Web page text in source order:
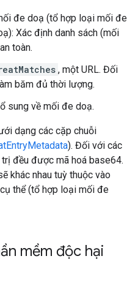
đe doạ (tổ hợp loại mối đe
Xác định danh sách (mối
toàn.
, một URL. Đối
băm đủ thời lượng.
sung về mối đe doạ.
dạng các cặp chuỗi
). Đối với các
đều được mã hoá base64.
khác nhau tuỳ thuộc vào
thể (tổ hợp loại mối đe
mềm độc hại